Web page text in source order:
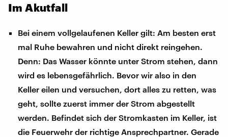
Im Akutfall
Bei einem vollgelaufenen Keller gilt: Am besten erst
mal Ruhe bewahren und nicht direkt reingehen.
Denn: Das Wasser könnte unter Strom stehen, dann
wird es lebensgefährlich. Bevor wir also in den
Keller eilen und versuchen, dort alles zu retten, was
geht, sollte zuerst immer der Strom abgestellt
werden. Befindet sich der Stromkasten im Keller, ist
die Feuerwehr der richtige Ansprechpartner. Gerade